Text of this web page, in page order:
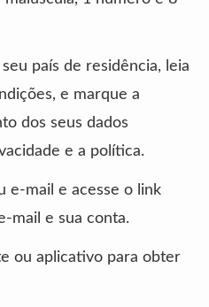
país de residência, leia
e marque a
dos seus dados
e a política.
e-mail e acesse o link
mail e sua conta.
ou aplicativo para obter